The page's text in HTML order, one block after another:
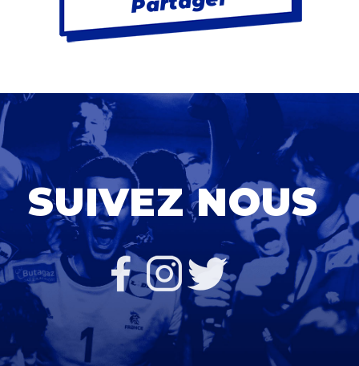
SUIVEZ NOUS